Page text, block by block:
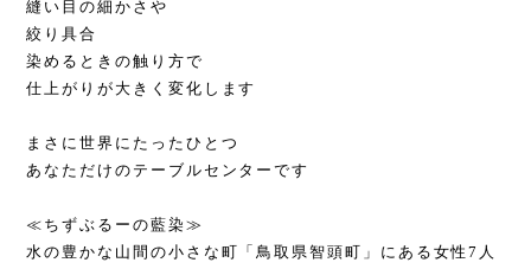
縫い目の細かさや
絞り具合
染めるときの触り方で
仕上がりが大きく変化します
まさに世界にたったひとつ
あなただけのテーブルセンターです
≪ちずぶるーの藍染≫
水の豊かな山間の小さな町「鳥取県智頭町」にある女性7人